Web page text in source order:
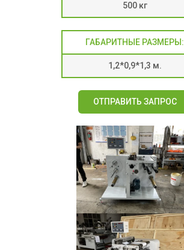
500 кг
ГАБАРИТНЫЕ РАЗМЕРЫ:
1,2*0,9*1,3 м.
ОТПРАВИТЬ ЗАПРОС